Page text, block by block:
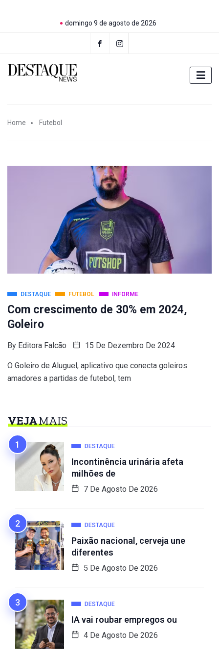
domingo 9 de agosto de 2026
Home Futebol
DESTAQUE FUTEBOL INFORME
Com crescimento de 30% em 2024,
Goleiro
By Editora Falcão 15 De Dezembro De 2024
O Goleiro de Aluguel, aplicativo que conecta goleiros
amadores a partidas de futebol, tem
VEJAMAIS
DESTAQUE
Incontinência urinária afeta
milhões de
7 De Agosto De 2026
DESTAQUE
Paixão nacional, cerveja une
diferentes
5 De Agosto De 2026
DESTAQUE
IA vai roubar empregos ou
4 De Agosto De 2026